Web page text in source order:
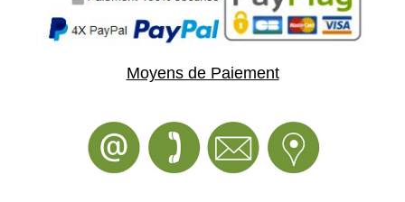
Moyens de Paiement